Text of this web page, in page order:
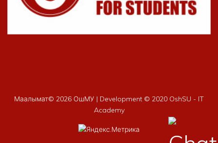
Маалымат© 2026 ОшМУ | Development © 2020 OshSU - IT
Academy